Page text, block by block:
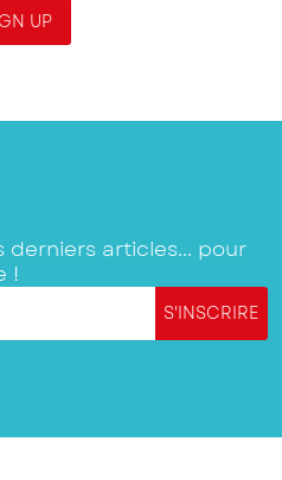
UP
derniers articles... pour
!
S'INSCRIRE